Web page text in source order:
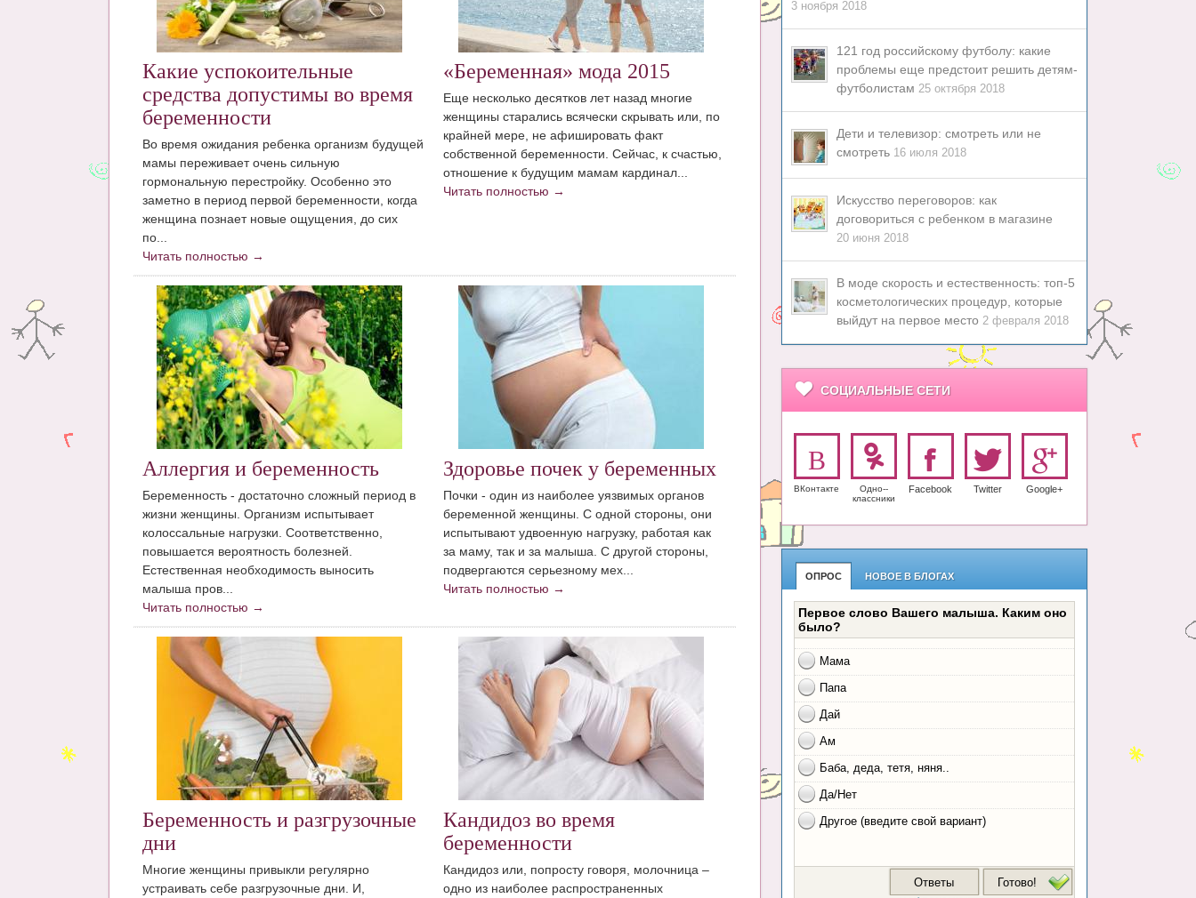
Какие успокоительные
средства допустимы во время
беременности
Во время ожидания ребенка организм будущей
мамы переживает очень сильную
гормональную перестройку. Особенно это
заметно в период первой беременности, когда
женщина познает новые ощущения, до сих
по...
Читать полностью →
«Беременная» мода 2015
Еще несколько десятков лет назад многие
женщины старались всячески скрывать или, по
крайней мере, не афишировать факт
собственной беременности. Сейчас, к счастью,
отношение к будущим мамам кардинал...
Читать полностью →
Аллергия и беременность
Беременность - достаточно сложный период в
жизни женщины. Организм испытывает
колоссальные нагрузки. Соответственно,
повышается вероятность болезней.
Естественная необходимость выносить
малыша пров...
Читать полностью →
Здоровье почек у беременных
Почки - один из наиболее уязвимых органов
беременной женщины. С одной стороны, они
испытывают удвоенную нагрузку, работая как
за маму, так и за малыша. С другой стороны,
подвергаются серьезному мех...
Читать полностью →
Беременность и разгрузочные
дни
Многие женщины привыкли регулярно
устраивать себе разгрузочные дни. И,
Кандидоз во время
беременности
Кандидоз или, попросту говоря, молочница –
одно из наиболее распространенных
3 ноября 2018
121 год российскому футболу: какие
проблемы еще предстоит решить детям-
футболистам 25 октября 2018
Дети и телевизор: смотреть или не
смотреть 16 июля 2018
Искусство переговоров: как
договориться с ребенком в магазине
20 июня 2018
В моде скорость и естественность: топ-5
косметологических процедур, которые
выйдут на первое место 2 февраля 2018
СОЦИАЛЬНЫЕ СЕТИ
ВКонтакте
Одно-­
класс­ники
Facebook Twitter Google+
ОПРОС НОВОЕ В БЛОГАХ